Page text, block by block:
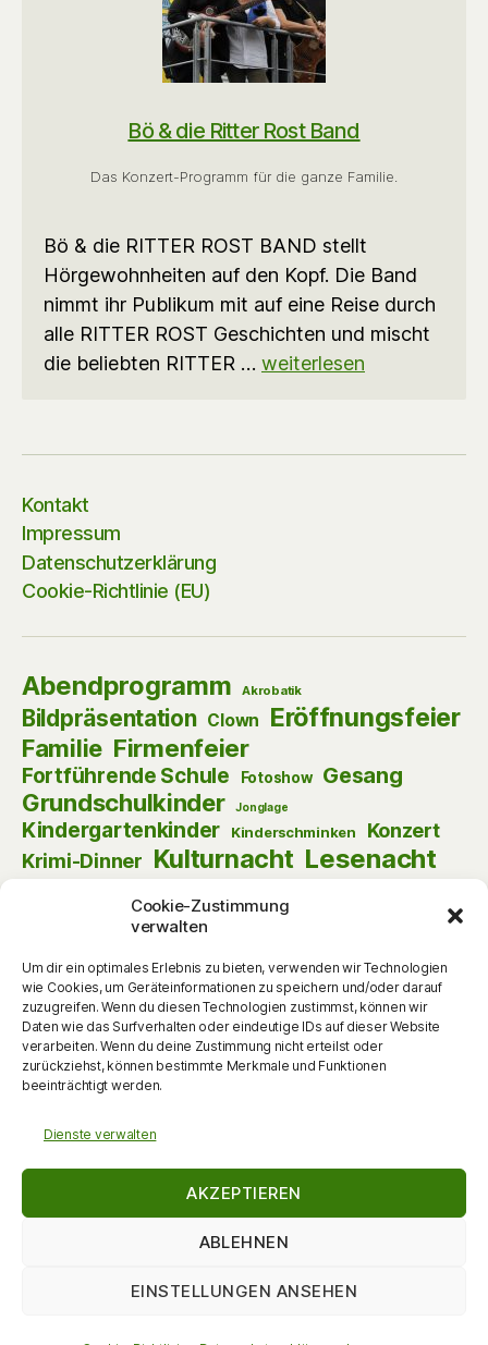
Cookie-Zustimmung
verwalten
Um dir ein optimales Erlebnis zu bieten, verwenden wir Technologien
wie Cookies, um Geräteinformationen zu speichern und/oder darauf
zuzugreifen. Wenn du diesen Technologien zustimmst, können wir
Daten wie das Surfverhalten oder eindeutige IDs auf dieser Website
verarbeiten. Wenn du deine Zustimmung nicht erteilst oder
zurückziehst, können bestimmte Merkmale und Funktionen
beeinträchtigt werden.
Dienste verwalten
AKZEPTIEREN
ABLEHNEN
EINSTELLUNGEN ANSEHEN
Bö & die Ritter Rost Band
Das Konzert-Programm für die ganze Familie.
Bö & die RITTER ROST BAND stellt
Hörgewohnheiten auf den Kopf. Die Band
nimmt ihr Publikum mit auf eine Reise durch
alle RITTER ROST Geschichten und mischt
die beliebten RITTER … weiterlesen
Kontakt
Impressum
Datenschutzerklärung
Cookie-Richtlinie (EU)
Abendprogramm Akrobatik
Bildpräsentation Clown Eröffnungsfeier
Familie Firmenfeier
Fortführende Schule Fotoshow Gesang
Grundschulkinder Jonglage
Kindergartenkinder Kinderschminken Konzert
Krimi-Dinner Kulturnacht Lesenacht
Pantomime Puppentheater
Szenische Lesung
Tag der offenen Tür Tanz Theater
Themenabend Vernissage Vorlesen
Vorschulkinder Vortrag Vortrag Walking Act
Weihnachten Werkstattgespräch Zauberei
zum Mitmachen
DieKulturMacherin